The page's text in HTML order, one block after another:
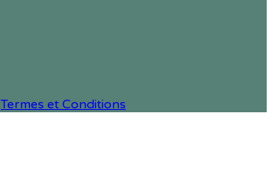
Termes et Conditions